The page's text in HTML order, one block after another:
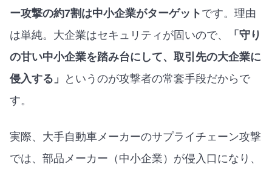
ー攻撃の約7割は中小企業がターゲット です。理由
は単純。大企業はセキュリティが固いので、
「守り
の甘い中小企業を踏み台にして、取引先の大企業に
侵入する」
というのが攻撃者の常套手段だからで
す。
実際、大手自動車メーカーのサプライチェーン攻撃
では、部品メーカー（中小企業）が侵入口になり、